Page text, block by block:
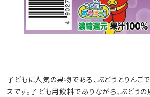
子どもに人気の果物である、ぶどうとりんご
スです。子ども用飲料でありながら、ぶどう